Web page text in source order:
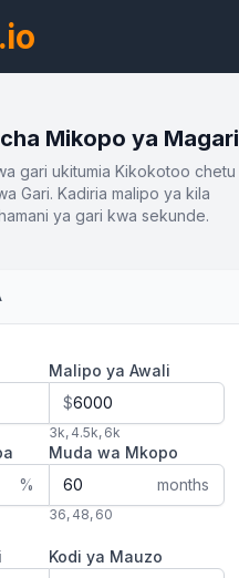
Mikopo ya Magari
gari ukitumia Kikokotoo chetu
Gari. Kadiria malipo ya kila
ya gari kwa sekunde.
Malipo ya Awali
$
3k, 4.5k, 6k
%
Muda wa Mkopo
months
36, 48, 60
Kodi ya Mauzo